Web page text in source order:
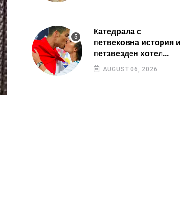
Катедрала с
петвековна история и
петзвезден хотел...
AUGUST 06, 2026